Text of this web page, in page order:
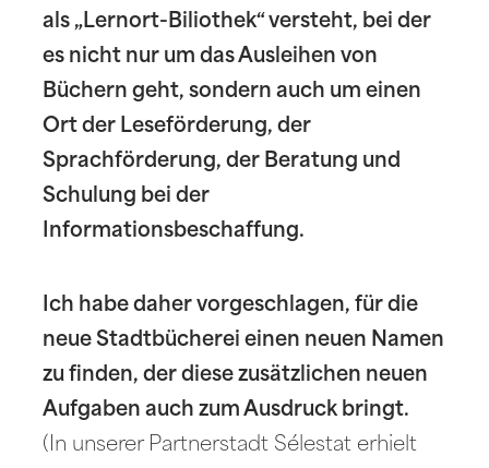
als „Lernort-Biliothek“ versteht, bei der
es nicht nur um das Ausleihen von
Büchern geht, sondern auch um einen
Ort der Leseförderung, der
Sprachförderung, der Beratung und
Schulung bei der
Informationsbeschaffung.
Ich habe daher vorgeschlagen, für die
neue Stadtbücherei einen neuen Namen
zu finden, der diese zusätzlichen neuen
Aufgaben auch zum Ausdruck bringt.
(In unserer Partnerstadt Sélestat erhielt